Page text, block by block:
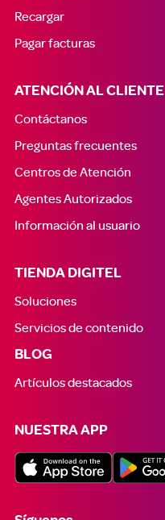
Recargar
Pagar facturas
ATENCIÓN AL CLIENTE
Contáctanos
Preguntas frecuentes
Centros de Atención
Agentes Autorizados
Información al usuario
TIENDA DIGITEL
Soluciones
Servicios de contenido
BLOG
Artículos destacados
NUESTRA APP